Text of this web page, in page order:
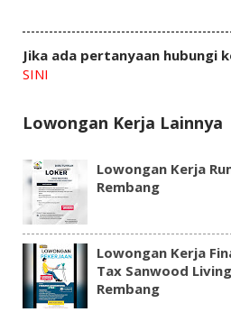
Jika ada pertanyaan hubungi
SINI
Lowongan Kerja Lainnya
Lowongan Kerja
Rembang
Lowongan Kerja
Tax Sanwood
Rembang